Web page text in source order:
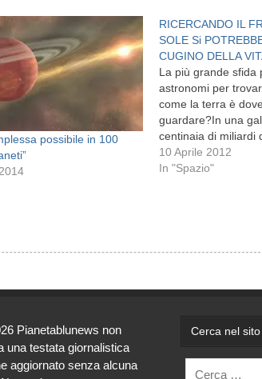
possibile in 100
RICERCANDO IL
SOLE Si
CUGINO DELLA
La più grande sfida
astronomi per
come la terra è
guardare?In una
centinaia di miliardi
restringere la
fattore chiave
10 Aprile 2012
In "Spazio"
Pianetablunews non
una testata giornalistica
aggiornato senza alcuna
Cerca nel sito